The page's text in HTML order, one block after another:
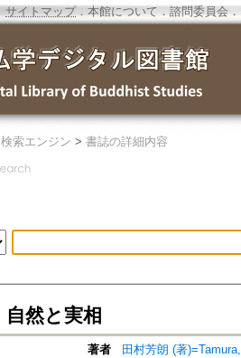
サイトマップ．本館について ． 諮問委員会 ．
検索エンジン > 書誌の詳細内容
自然と実相
著者
田村芳朗 (著